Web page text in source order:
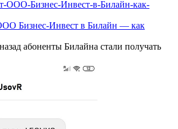
Бизнес-Инвест в Билайн — как
абоненты Билайна стали получать